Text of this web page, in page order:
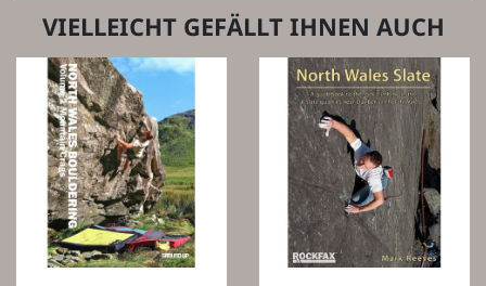
VIELLEICHT GEFÄLLT IHNEN AUCH